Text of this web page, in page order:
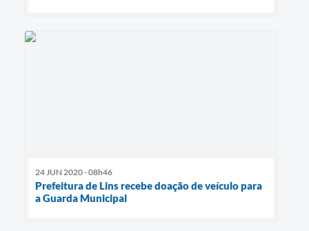
24 JUN 2020 - 08h46
Prefeitura de Lins recebe doação de veículo para
a Guarda Municipal